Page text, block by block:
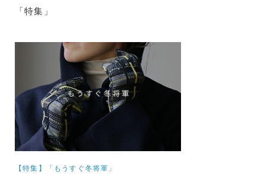
「特集」
【特集】 「もうすぐ冬将軍」